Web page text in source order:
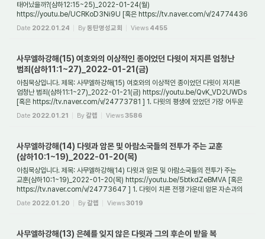
태어났을까?(삼하12:15~25)_2022-01-24(월)
https://youtu.be/UCRKoD3Ni9U [혹은 https://tv.naver.com/v/24774436
] 1. 다윗이 밧세바와의 불륜을 통해서 태어난 아이와 ...
Date 2022.01.24 By동탄명성교회 Views 4455
사무엘하강해(15) 여호와의 이상적인 종이었던 다윗이 저지른 엄청난
범죄(삼하11:1~27)_2022-01-21(금)
아침묵상입니다. 제목: 사무엘하강해(15) 여호와의 이상적인 종이었던 다윗이 저지른
엄청난 범죄(삼하11:1~27)_2022-01-21(금) https://youtu.be/QvK_VD2UWDs
[혹은 https://tv.naver.com/v/24773781 ] 1. 다윗의 평생에 있었던 가장 어두운
사건이자 그의 인...
Date 2022.01.21 By갈렙 Views3586
사무엘하강해(14) 다윗과 암몬 및 아람소국들의 전투가 주는 교훈
(삼하10:1~19)_2022-01-20(목)
아침묵상입니다. 제목: 사무엘하강해(14) 다윗과 암몬 및 아람소국들의 전투가 주는
교훈(삼하10:1~19)_2022-01-20(목) https://youtu.be/5btkdZeBMVA [혹은
https://tv.naver.com/v/24773647 ] 1. 다윗이 치른 전쟁 가운데 암몬 자손과의
전쟁은 왜 중요한가?...
Date 2022.01.20 By갈렙 Views3019
사무엘하강해(13) 은혜를 잊지 않은 다윗과 그의 후손이 받을 복